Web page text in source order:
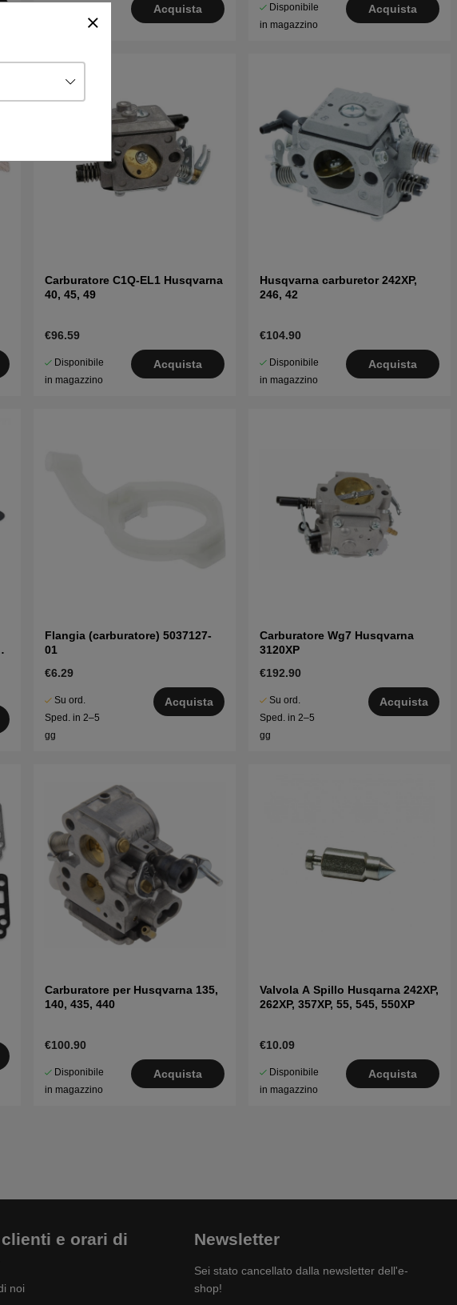
in magazzino
Acquista
Disponibile
in magazzino
Acquista
Carburatore C1Q-EL1 Husqvarna
40, 45, 49
€96.59
Disponibile
in magazzino
Acquista
Husqvarna carburetor 242XP,
246, 42
€104.90
Disponibile
in magazzino
Acquista
Flangia (carburatore) 5037127-
01
€6.29
Su ord.
Sped. in 2–5
gg
Acquista
Carburatore Wg7 Husqvarna
3120XP
€192.90
Su ord.
Sped. in 2–5
gg
Acquista
Carburatore per Husqvarna 135,
140, 435, 440
€100.90
Disponibile
in magazzino
Acquista
Valvola A Spillo Husqarna 242XP,
262XP, 357XP, 55, 545, 550XP
€10.09
Disponibile
in magazzino
Acquista
e orari di
noi
Newsletter
Sei stato cancellato dalla newsletter dell'e-
shop!